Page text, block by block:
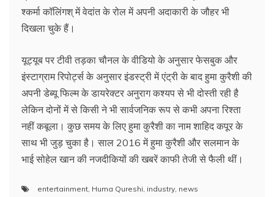
श्कर्मा कॉलिंगश् में वेदांत के रोल में अपनी अदाकारी के जौहर भी
दिखला चुके हैं।
यूट्यूब पर टीवी तड़का चौनल के वीडियो के अनुसार फेसबुक और
इंस्टाग्राम रिपोर्ट्स के अनुसार इंडस्‍ट्री में एंट्री के बाद हुमा कुरैशी की
अपनी डेब्‍यू फिल्म के डायरेक्टर अनुराग कश्यप से भी दोस्ती रही है
लेकिन दोनों में से किसी ने भी सार्वजनिक रूप से कभी अपना रिश्ता
नहीं कबूला। कुछ समय के लिए हुमा कुरैशी का नाम शाहिद कपूर के
साथ भी जुड़ चुका है। साल 2016 में हुमा कुरैशी और सलमान के
भाई सोहेल खान की नजदीकियों की खबरें काफी तेजी से फैली थीं।
entertainment Huma Qureshi industry news